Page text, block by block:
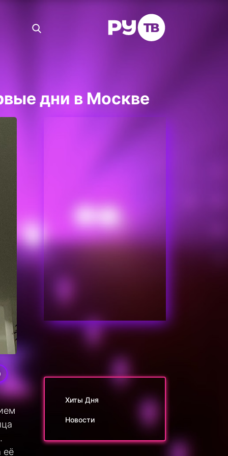
дни в Москве
её
Хиты Дня
Новости